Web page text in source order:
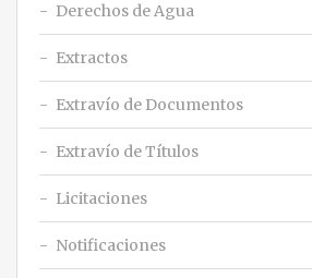
Derechos de Agua
Extractos
Extravío de Documentos
Extravío de Títulos
Licitaciones
Notificaciones